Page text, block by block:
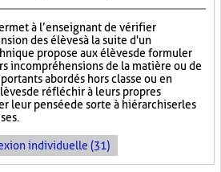
à l’enseignant de vérifier
des élèves à la suite d'un
propose aux élèves de formuler
incompréhensions de la matière ou de
abordés hors classe ou en
de réfléchir à leurs propres
leur pensée de sorte à hiérarchiser les
individuelle (31)